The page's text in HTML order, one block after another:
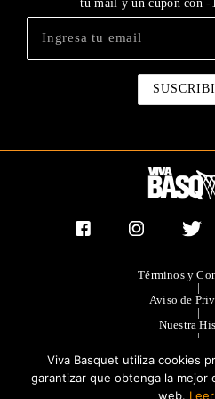
tu mail y un cupón con -
Términos y
|
Aviso de
|
Nuestra
|
|
Viva Basquet utiliza cookies
garantizar que obtenga la mejor
web.